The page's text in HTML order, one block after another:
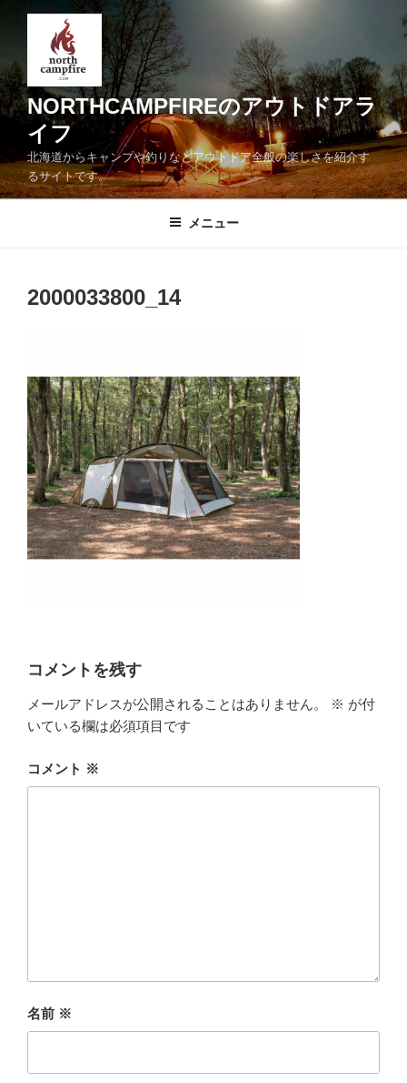
ン
ツ
へ
キ
ッ
NORTHCAMPFIREのアウトドアラ
イフ
北海道からキャンプや釣りなどアウトドア全般の楽しさを紹介す
るサイトです。
メニュー
2000033800_14
コメントを残す
メールアドレスが公開されることはありません。 ※ が付
いている欄は必須項目です
コメント ※
名前 ※